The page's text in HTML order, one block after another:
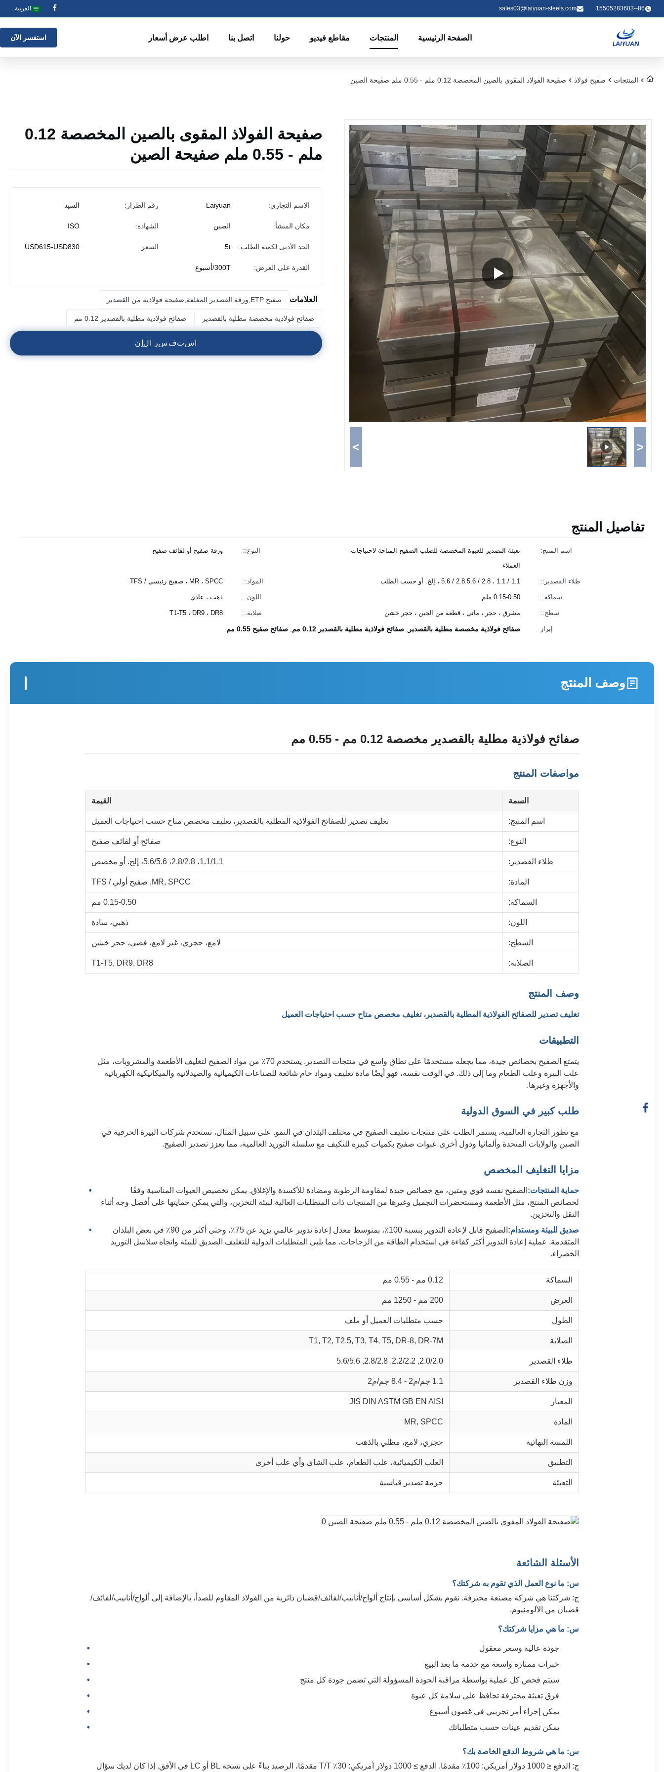
86--15505283603
sales03@laiyuan-steels.com العربية
الصفحة الرئيسية المنتجات مقاطع فيديو حولنا اتصل بنا اطلب عرض أسعار استفسر الآن
المنتجات صفيح فولاذ صفيحة الفولاذ المقوى بالصين المخصصة 0.12 ملم - 0.55 ملم صفيحة الصين
<
>
صفيحة الفولاذ المقوى بالصين المخصصة 0.12
ملم - 0.55 ملم صفيحة الصين
الاسم التجاري: Laiyuan رقم الطراز: السيد
مكان المنشأ: الصين الشهادة: ISO
الحد الأدنى لكمية الطلب: 5t السعر: USD615-USD830
القدرة على العرض: 300T/أسبوع
العلامات صفيح ETP,ورقة القصدير المغلفة,صفيحة فولاذية من القصدير
صفائح فولاذية مخصصة مطلية بالقصدير صفائح فولاذية مطلية بالقصدير 0.12 مم
ستفسر ل ن
تفاصيل المنتج
اسم المنتج:
تعبئة التصدير للعبوة المخصصة للصلب الصفيح المتاحة لاحتياجات
العملاء
النوع:: ورقة صفيح أو لفائف صفيح
طلاء القصدير:: 1.1 / 1.1 ، 2.8 / 2.8.5.6 / 5.6 ، إلخ. أو حسب الطلب المواد:: MR ، SPCC ، صفيح رئيسي / TFS
سماكة:: 0.15-0.50 ملم اللون:: ذهب ، عادي
سطح:: مشرق ، حجر ، ماتي ، قطعة من الجبن ، حجر خشن صلابة:: T1-T5 ، DR9 ، DR8
إبراز صفائح فولاذية مخصصة مطلية بالقصدير , صفائح فولاذية مطلية بالقصدير 0.12 مم , صفائح صفيح 0.55 مم
وصف المنتج
صفائح فولاذية مطلية بالقصدير مخصصة 0.12 مم - 0.55 مم
مواصفات المنتج
السمة القيمة
اسم المنتج: تغليف تصدير للصفائح الفولاذية المطلية بالقصدير، تغليف مخصص متاح حسب احتياجات العميل
النوع: صفائح أو لفائف صفيح
طلاء القصدير: 1.1/1.1، 2.8/2.8، 5.6/5.6، إلخ. أو مخصص
المادة: MR, SPCC, صفيح أولي / TFS
السماكة: 0.15-0.50 مم
اللون: ذهبي، سادة
السطح: لامع، حجري، غير لامع، فضي، حجر خشن
الصلابة: T1-T5, DR9, DR8
وصف المنتج
تغليف تصدير للصفائح الفولاذية المطلية بالقصدير، تغليف مخصص متاح حسب احتياجات العميل
التطبيقات
يتمتع الصفيح بخصائص جيدة، مما يجعله مستخدمًا على نطاق واسع في منتجات التصدير. يستخدم 70٪ من مواد الصفيح لتغليف الأطعمة والمشروبات، مثل
علب البيرة وعلب الطعام وما إلى ذلك. في الوقت نفسه، فهو أيضًا مادة تغليف ومواد خام شائعة للصناعات الكيميائية والصيدلانية والميكانيكية الكهربائية
والأجهزة وغيرها.
طلب كبير في السوق الدولية
مع تطور التجارة العالمية، يستمر الطلب على منتجات تغليف الصفيح في مختلف البلدان في النمو. على سبيل المثال، تستخدم شركات البيرة الحرفية في
الصين والولايات المتحدة وألمانيا ودول أخرى عبوات صفيح بكميات كبيرة للتكيف مع سلسلة التوريد العالمية، مما يعزز تصدير الصفيح.
مزايا التغليف المخصص
حماية المنتجات: الصفيح نفسه قوي ومتين، مع خصائص جيدة لمقاومة الرطوبة ومضادة للأكسدة والإغلاق. يمكن تخصيص العبوات المناسبة وفقًا
لخصائص المنتج، مثل الأطعمة ومستحضرات التجميل وغيرها من المنتجات ذات المتطلبات العالية لبيئة التخزين، والتي يمكن حمايتها على أفضل وجه أثناء
النقل والتخزين.
صديق للبيئة ومستدام:
الصفيح قابل لإعادة التدوير بنسبة 100٪، بمتوسط معدل إعادة تدوير عالمي يزيد عن 75٪، وحتى أكثر من 90٪ في بعض البلدان
المتقدمة. عملية إعادة التدوير أكثر كفاءة في استخدام الطاقة من الزجاجات، مما يلبي المتطلبات الدولية للتغليف الصديق للبيئة واتجاه سلاسل التوريد
الخضراء.
السماكة 0.12 مم - 0.55 مم
العرض 200 مم - 1250 مم
الطول حسب متطلبات العميل أو ملف
الصلابة T1, T2, T2.5, T3, T4, T5, DR-8, DR-7M
طلاء القصدير 2.0/2.0, 2.2/2.2, 2.8/2.8, 5.6/5.6
وزن طلاء القصدير 1.1 جم/م2 - 8.4 جم/م2
المعيار JIS DIN ASTM GB EN AISI
المادة MR, SPCC
اللمسة النهائية حجري، لامع، مطلي بالذهب
التطبيق العلب الكيميائية، علب الطعام، علب الشاي وأي علب أخرى
التعبئة حزمة تصدير قياسية
الأسئلة الشائعة
س: ما نوع العمل الذي تقوم به شركتك؟
ج: شركتنا هي شركة مصنعة محترفة. نقوم بشكل أساسي بإنتاج ألواح/أنابيب/لفائف/قضبان دائرية من الفولاذ المقاوم للصدأ، بالإضافة إلى ألواح/أنابيب/لفائف/
قضبان من الألومنيوم.
س: ما هي مزايا شركتك؟
جودة عالية وسعر معقول
خبرات ممتازة واسعة مع خدمة ما بعد البيع
سيتم فحص كل عملية بواسطة مراقبة الجودة المسؤولة التي تضمن جودة كل منتج
فرق تعبئة محترفة تحافظ على سلامة كل عبوة
يمكن إجراء أمر تجريبي في غضون أسبوع
يمكن تقديم عينات حسب متطلباتك
س: ما هي شروط الدفع الخاصة بك؟
ج: الدفع ≤ 1000 دولار أمريكي: 100٪ مقدمًا. الدفع ≥ 1000 دولار أمريكي: 30٪ T/T مقدمًا، الرصيد بناءً على نسخة BL أو LC في الأفق. إذا كان لديك سؤال